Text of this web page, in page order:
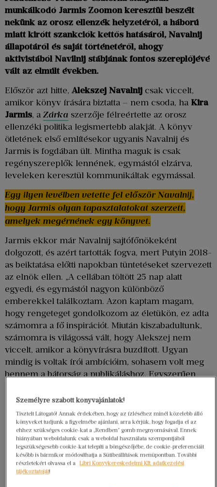
munkálkodó Jarmis Zoomon keresztül beszélt
nekünk az orosz ellenzék helyzetéről, a háború
miatt kirótt szankciók kettős hatásáról, Navalnij
állapotáról és saját történetéről, ahogy
aktivistából Navilnij stábjának fontos szereplőjévé
vált az elmúlt években.
Először azt hitte,Alekszej Navalnij csak viccelt,
amikor könyv írására biztatta – nem csoda, ha Kira
Jarmis, a Zárka szerzője félreértette az orosz
ellenzéki politika legismertebb alakját. A könyv
ötletének első említésekor ugyanis Navalnij és
Jarmis is fogdában ült. Mintha maguk is csak
regényszereplők lennének, egymástól elzárva,
leveleken keresztül kommunikáltak egymással.
Egy ilyen levélben vetette fel először Navalnij,
hogy Jarmis olyan tapasztalatokat szerzett,
amelyek megérnének egy könyvet.
Jarmis ekkor már Navalnij sajtófőnökeként
dolgozott, és azért tartották fogva, mert Putyin 2018-
as beiktatása előtti napokban tüntetéseket szervezett
az elnök ellen. „A cellában töltött 25 nap alatt
egyedi, és egymástól nagyon különböző
emberekkel találkoztam. Azon kaptam magam,
hogy rengeteget gondolkozom az életükön, ez adta
számomra a fő inspirációt. Miután kiszabadultunk,
számomra is világossá vált, hogy Alekszej nem
viccelt, amikor a könyvírásra buzdított. Ugyan
mindig is voltak írói ambícióim, sohasem volt meg
bennem a bátorság a publikáláshoz. Egyszerűen
gépem előtt, és írok. Titkos álomként dédelgettem
ezt magamban, de nem tettem érte semmit” –
meséli Kira Jarmis a könyv ötletének időszakáról.
Személyre szabott könyvajánlatok!
Tisztelt Látogató! Annak érdekében, hogy az ízléséhez minél közelebb álló
könyveket tudjunk a figyelmébe ajánlani, arra kérjük, hogy fogadja el az
ehhez szükséges cookie-kat a „Rendben” gomb megnyomásával. Ennek
hiányában weboldalunk csak a weboldal használata szempontjából
legszükségesebb cookie-kat telepíti a böngészőjébe, de cookie-preferenciáit
később is bármikor módosíthatja a Sütibeállítások menüpontban. További
részletekért olvassa el a
Libri Könyvkereskedelmi Kft. adatkezelési
tájékoztatóját!